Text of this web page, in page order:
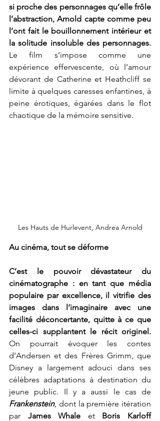
si proche des personnages qu’elle frôle
l’abstraction, Arnold capte comme peu
l’ont fait le bouillonnement intérieur et
Le film s’impose comme une
expérience effervescente, où l’amour
dévorant de Catherine et Heathcliff se
limite à quelques caresses enfantines, à
peine érotiques, égarées dans le flot
chaotique de la mémoire sensitive.
Les Hauts de Hurlevent, Andrea Arnold
Au cinéma, tout se déforme
C’est le pouvoir dévastateur du
cinématographe : en tant que média
populaire par excellence, il vitrifie des
images dans l’imaginaire avec une
facilité déconcertante, quitte à ce que
On pourrait évoquer les contes
d’Andersen et des Frères Grimm, que
Disney a largement adouci dans ses
célèbres adaptations à destination du
Frankenstein, dont la première itération
par James Whale et Boris Karloff